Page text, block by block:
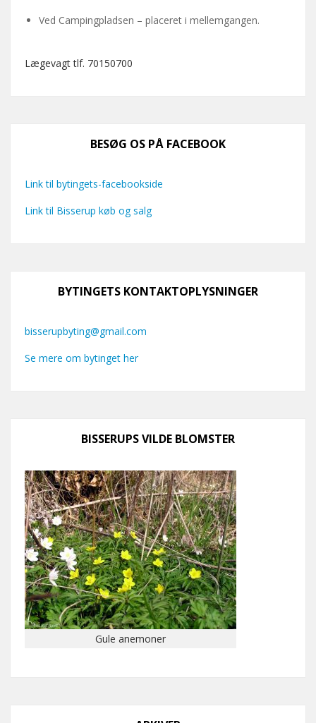
Ved Campingpladsen – placeret i mellemgangen.
Lægevagt tlf. 70150700
BESØG OS PÅ FACEBOOK
Link til bytingets-facebookside
Link til Bisserup køb og salg
BYTINGETS KONTAKTOPLYSNINGER
bisserupbyting@gmail.com
Se mere om bytinget her
BISSERUPS VILDE BLOMSTER
Gule anemoner